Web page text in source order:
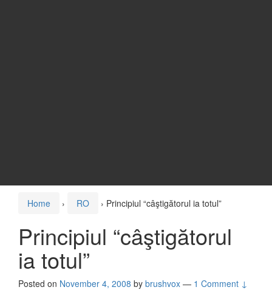
Home › RO › Principiul “câştigătorul ia totul”
Principiul “câştigătorul
ia totul”
Posted on November 4, 2008 by brushvox — 1 Comment ↓